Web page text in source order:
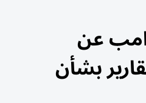
عن
بشأن